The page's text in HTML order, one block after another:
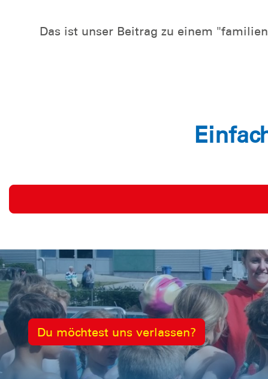
Das ist unser Beitrag zu einem
Du möchtest uns verlassen?